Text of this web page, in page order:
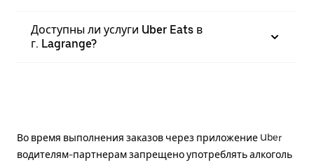
Доступны ли услуги Uber Eats в
г. Lagrange?
Во время выполнения заказов через приложение Uber
водителям-партнерам запрещено употреблять алкоголь